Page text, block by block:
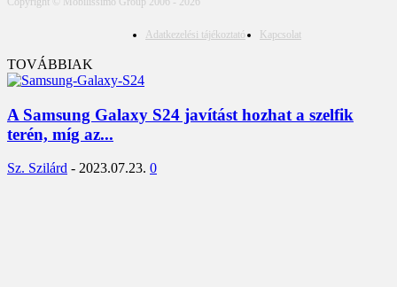
Adatkezelési tájékoztató Kapcsolat
TOVÁBBIAK
A Samsung Galaxy S24 javítást hozhat a szelfik
terén, míg az...
Sz. Szilárd - 2023.07.23. 0